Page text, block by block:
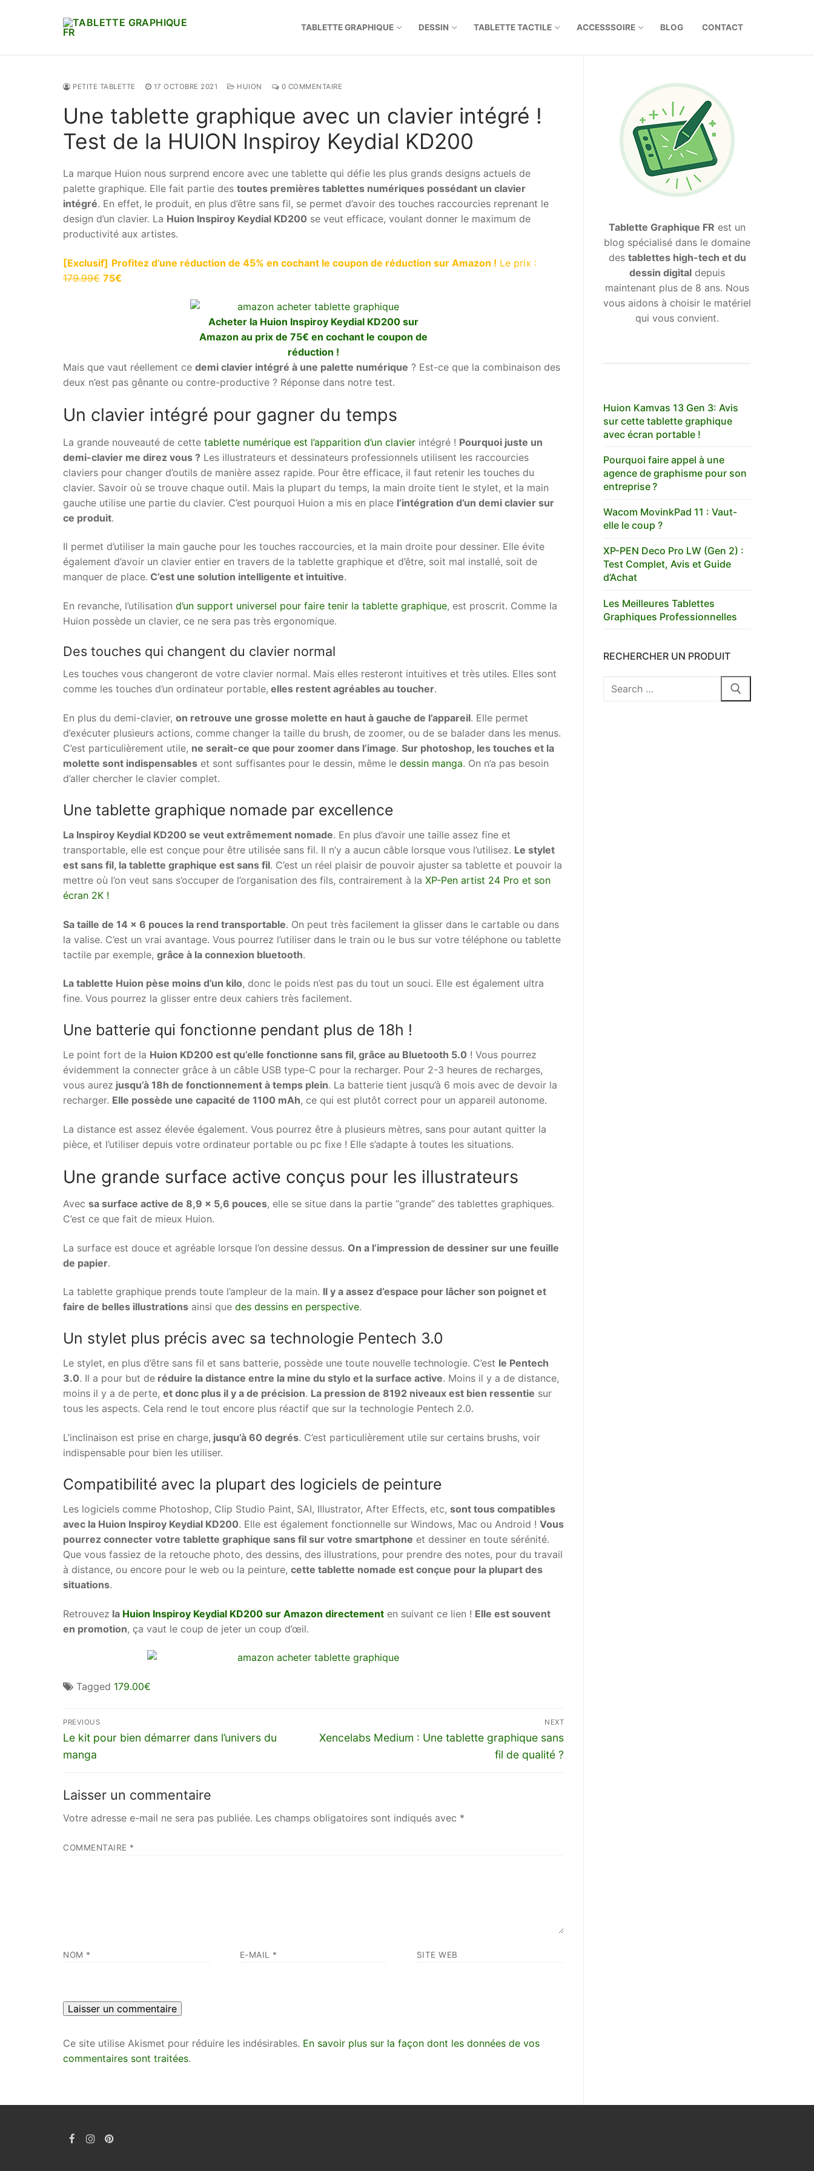
TABLETTE GRAPHIQUE DESSIN TABLETTE TACTILE ACCESSSOIRE BLOG CONTACT
PETITE TABLETTE 17 OCTOBRE 2021 HUION 0 COMMENTAIRE
Une tablette graphique avec un clavier intégré !
Test de la HUION Inspiroy Keydial KD200
La marque Huion nous surprend encore avec une tablette qui défie les plus grands designs actuels de
palette graphique. Elle fait partie des toutes premières tablettes numériques possédant un clavier
intégré. En effet, le produit, en plus d’être sans fil, se permet d’avoir des touches raccourcies reprenant le
design d’un clavier. La Huion Inspiroy Keydial KD200 se veut efficace, voulant donner le maximum de
productivité aux artistes.
[Exclusif] Profitez d’une réduction de 45% en cochant le coupon de réduction sur Amazon ! Le prix :
179.99€ 75€
Acheter la Huion Inspiroy Keydial KD200 sur
Amazon au prix de 75€ en cochant le coupon de
réduction !
Mais que vaut réellement ce demi clavier intégré à une palette numérique ? Est-ce que la combinaison des
deux n’est pas gênante ou contre-productive ? Réponse dans notre test.
Un clavier intégré pour gagner du temps
La grande nouveauté de cette tablette numérique est l’apparition d’un clavier intégré ! Pourquoi juste un
demi-clavier me direz vous ? Les illustrateurs et dessinateurs professionnels utilisent les raccourcies
claviers pour changer d’outils de manière assez rapide. Pour être efficace, il faut retenir les touches du
clavier. Savoir où se trouve chaque outil. Mais la plupart du temps, la main droite tient le stylet, et la main
gauche utilise une partie du clavier. C’est pourquoi Huion a mis en place l’intégration d’un demi clavier sur
ce produit.
Il permet d’utiliser la main gauche pour les touches raccourcies, et la main droite pour dessiner. Elle évite
également d’avoir un clavier entier en travers de la tablette graphique et d’être, soit mal installé, soit de
manquer de place. C’est une solution intelligente et intuitive.
En revanche, l’utilisation d’un support universel pour faire tenir la tablette graphique, est proscrit. Comme la
Huion possède un clavier, ce ne sera pas très ergonomique.
Des touches qui changent du clavier normal
Les touches vous changeront de votre clavier normal. Mais elles resteront intuitives et très utiles. Elles sont
comme les touches d’un ordinateur portable, elles restent agréables au toucher.
En plus du demi-clavier, on retrouve une grosse molette en haut à gauche de l’appareil. Elle permet
d’exécuter plusieurs actions, comme changer la taille du brush, de zoomer, ou de se balader dans les menus.
C’est particulièrement utile, ne serait-ce que pour zoomer dans l’image. Sur photoshop, les touches et la
molette sont indispensables et sont suffisantes pour le dessin, même le dessin manga. On n’a pas besoin
d’aller chercher le clavier complet.
Une tablette graphique nomade par excellence
La Inspiroy Keydial KD200 se veut extrêmement nomade. En plus d’avoir une taille assez fine et
transportable, elle est conçue pour être utilisée sans fil. Il n’y a aucun câble lorsque vous l’utilisez. Le stylet
est sans fil, la tablette graphique est sans fil. C’est un réel plaisir de pouvoir ajuster sa tablette et pouvoir la
mettre où l’on veut sans s’occuper de l’organisation des fils, contrairement à la XP-Pen artist 24 Pro et son
écran 2K !
Sa taille de 14 x 6 pouces la rend transportable. On peut très facilement la glisser dans le cartable ou dans
la valise. C’est un vrai avantage. Vous pourrez l’utiliser dans le train ou le bus sur votre téléphone ou tablette
tactile par exemple, grâce à la connexion bluetooth.
La tablette Huion pèse moins d’un kilo, donc le poids n’est pas du tout un souci. Elle est également ultra
fine. Vous pourrez la glisser entre deux cahiers très facilement.
Une batterie qui fonctionne pendant plus de 18h !
Le point fort de la Huion KD200 est qu’elle fonctionne sans fil, grâce au Bluetooth 5.0 ! Vous pourrez
évidemment la connecter grâce à un câble USB type-C pour la recharger. Pour 2-3 heures de recharges,
vous aurez jusqu’à 18h de fonctionnement à temps plein. La batterie tient jusqu’à 6 mois avec de devoir la
recharger. Elle possède une capacité de 1100 mAh, ce qui est plutôt correct pour un appareil autonome.
La distance est assez élevée également. Vous pourrez être à plusieurs mètres, sans pour autant quitter la
pièce, et l’utiliser depuis votre ordinateur portable ou pc fixe ! Elle s’adapte à toutes les situations.
Une grande surface active conçus pour les illustrateurs
Avec sa surface active de 8,9 x 5,6 pouces, elle se situe dans la partie “grande” des tablettes graphiques.
C’est ce que fait de mieux Huion.
La surface est douce et agréable lorsque l’on dessine dessus. On a l’impression de dessiner sur une feuille
de papier.
La tablette graphique prends toute l’ampleur de la main. Il y a assez d’espace pour lâcher son poignet et
faire de belles illustrations ainsi que des dessins en perspective.
Un stylet plus précis avec sa technologie Pentech 3.0
Le stylet, en plus d’être sans fil et sans batterie, possède une toute nouvelle technologie. C’est le Pentech
3.0. Il a pour but de réduire la distance entre la mine du stylo et la surface active. Moins il y a de distance,
moins il y a de perte, et donc plus il y a de précision. La pression de 8192 niveaux est bien ressentie sur
tous les aspects. Cela rend le tout encore plus réactif que sur la technologie Pentech 2.0.
L’inclinaison est prise en charge, jusqu’à 60 degrés. C’est particulièrement utile sur certains brushs, voir
indispensable pour bien les utiliser.
Compatibilité avec la plupart des logiciels de peinture
Les logiciels comme Photoshop, Clip Studio Paint, SAI, Illustrator, After Effects, etc, sont tous compatibles
avec la Huion Inspiroy Keydial KD200. Elle est également fonctionnelle sur Windows, Mac ou Android ! Vous
pourrez connecter votre tablette graphique sans fil sur votre smartphone et dessiner en toute sérénité.
Que vous fassiez de la retouche photo, des dessins, des illustrations, pour prendre des notes, pour du travail
à distance, ou encore pour le web ou la peinture, cette tablette nomade est conçue pour la plupart des
situations.
Retrouvez la Huion Inspiroy Keydial KD200 sur Amazon directement en suivant ce lien ! Elle est souvent
en promotion, ça vaut le coup de jeter un coup d’œil.
Tagged 179.00€
Navigation
de
l’article
PREVIOUS
Previous
post:
Le kit pour bien démarrer dans l’univers du
manga
NEXT
Next
Xencelabs Medium : Une tablette graphique sans
fil de qualité ?
Laisser un commentaire
Votre adresse e-mail ne sera pas publiée. Les champs obligatoires sont indiqués avec *
COMMENTAIRE *
NOM * E-MAIL * SITE WEB
Ce site utilise Akismet pour réduire les indésirables. En savoir plus sur la façon dont les données de vos
commentaires sont traitées.
Tablette Graphique FR est un
blog spécialisé dans le domaine
des tablettes high-tech et du
dessin digital depuis
maintenant plus de 8 ans. Nous
vous aidons à choisir le matériel
qui vous convient.
Huion Kamvas 13 Gen 3: Avis
sur cette tablette graphique
avec écran portable !
Pourquoi faire appel à une
agence de graphisme pour son
entreprise ?
Wacom MovinkPad 11 : Vaut-
elle le coup ?
XP-PEN Deco Pro LW (Gen 2) :
Test Complet, Avis et Guide
d’Achat
Les Meilleures Tablettes
Graphiques Professionnelles
RECHERCHER UN PRODUIT
Rechercher